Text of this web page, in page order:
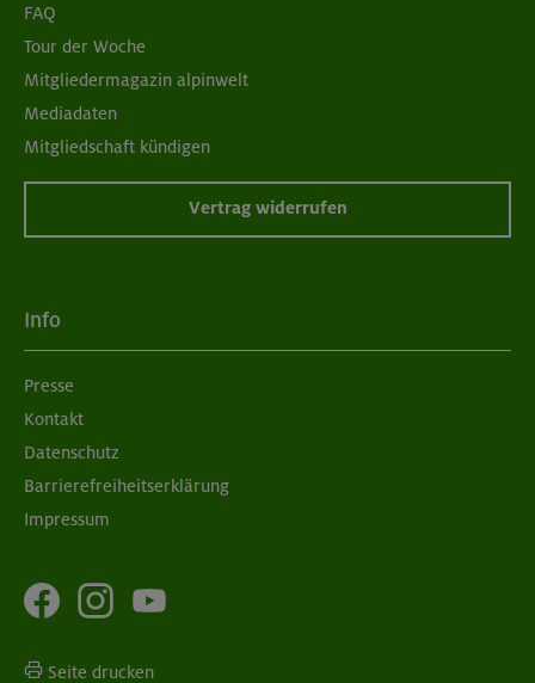
FAQ
Tour der Woche
Mitgliedermagazin alpinwelt
Mediadaten
Mitgliedschaft kündigen
Vertrag widerrufen
Info
Presse
Kontakt
Datenschutz
Barrierefreiheitserklärung
Impressum
Seite drucken